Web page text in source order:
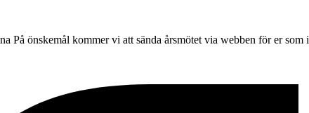
önskemål kommer vi att sända årsmötet via webben för er